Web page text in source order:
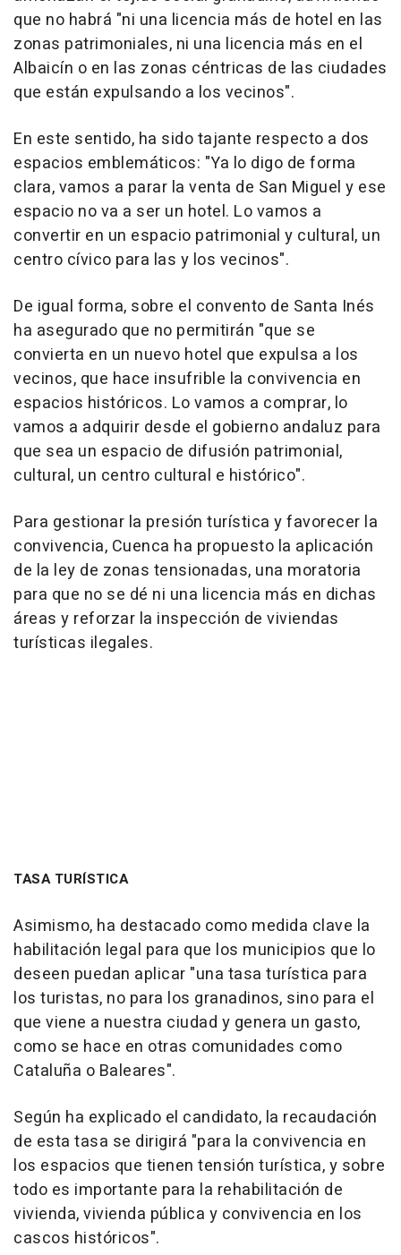
que no habrá "ni una licencia más de hotel en las
zonas patrimoniales, ni una licencia más en el
Albaicín o en las zonas céntricas de las ciudades
que están expulsando a los vecinos".
En este sentido, ha sido tajante respecto a dos
espacios emblemáticos: "Ya lo digo de forma
clara, vamos a parar la venta de San Miguel y ese
espacio no va a ser un hotel. Lo vamos a
convertir en un espacio patrimonial y cultural, un
centro cívico para las y los vecinos".
De igual forma, sobre el convento de Santa Inés
ha asegurado que no permitirán "que se
convierta en un nuevo hotel que expulsa a los
vecinos, que hace insufrible la convivencia en
espacios históricos. Lo vamos a comprar, lo
vamos a adquirir desde el gobierno andaluz para
que sea un espacio de difusión patrimonial,
cultural, un centro cultural e histórico".
Para gestionar la presión turística y favorecer la
convivencia, Cuenca ha propuesto la aplicación
de la ley de zonas tensionadas, una moratoria
para que no se dé ni una licencia más en dichas
áreas y reforzar la inspección de viviendas
turísticas ilegales.
TASA TURÍSTICA
Asimismo, ha destacado como medida clave la
habilitación legal para que los municipios que lo
deseen puedan aplicar "una tasa turística para
los turistas, no para los granadinos, sino para el
que viene a nuestra ciudad y genera un gasto,
como se hace en otras comunidades como
Cataluña o Baleares".
Según ha explicado el candidato, la recaudación
de esta tasa se dirigirá "para la convivencia en
los espacios que tienen tensión turística, y sobre
todo es importante para la rehabilitación de
vivienda, vivienda pública y convivencia en los
cascos históricos".